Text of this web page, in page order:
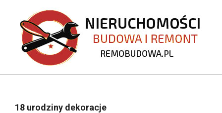
content
REMOBUDOWA.PL
Navigation18 urodziny dekoracje